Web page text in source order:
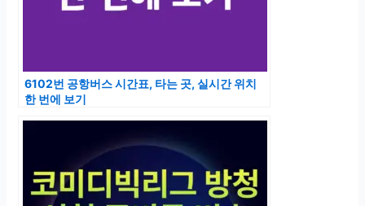
6102번 공항버스 시간표, 타는 곳, 실시간 위치
한 번에 보기